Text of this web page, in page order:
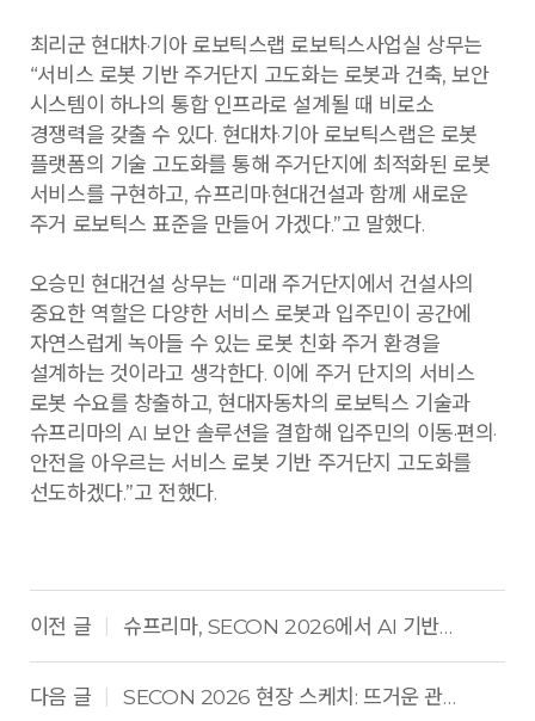
최리군 현대차·기아 로보틱스랩 로보틱스사업실 상무는
“서비스 로봇 기반 주거단지 고도화는 로봇과 건축, 보안
시스템이 하나의 통합 인프라로 설계될 때 비로소
경쟁력을 갖출 수 있다. 현대차·기아 로보틱스랩은 로봇
플랫폼의 기술 고도화를 통해 주거단지에 최적화된 로봇
서비스를 구현하고, 슈프리마·현대건설과 함께 새로운
주거 로보틱스 표준을 만들어 가겠다.”고 말했다.
오승민 현대건설 상무는 “미래 주거단지에서 건설사의
중요한 역할은 다양한 서비스 로봇과 입주민이 공간에
자연스럽게 녹아들 수 있는 로봇 친화 주거 환경을
설계하는 것이라고 생각한다. 이에 주거 단지의 서비스
로봇 수요를 창출하고, 현대자동차의 로보틱스 기술과
슈프리마의 AI 보안 솔루션을 결합해 입주민의 이동·편의·
안전을 아우르는 서비스 로봇 기반 주거단지 고도화를
선도하겠다.”고 전했다.
이전 글 슈프리마, SECON 2026에서 AI 기반 차세대 통합 보안 생태계 선보여
다음 글 SECON 2026 현장 스케치: 뜨거운 관심과 참여에 감사드립니다.